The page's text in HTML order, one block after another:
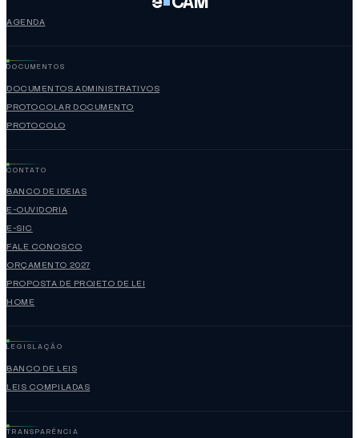
AGENDA
DOCUMENTOS
DOCUMENTOS ADMINISTRATIVOS
PROTOCOLAR DOCUMENTO
PROTOCOLO
CONTATO
BANCO DE IDEIAS
E-OUVIDORIA
E-SIC
FALE CONOSCO
ORÇAMENTO 2027
PROPOSTA DE PROJETO DE LEI
HOME
LEGISLAÇÃO
BANCO DE LEIS
LEIS COMPILADAS
TRANSPARÊNCIA